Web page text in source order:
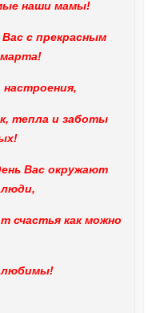
наши мамы!
с прекрасным
настроения,
тепла и заботы
Вас окружают
люди,
счастья как можно
любимы!